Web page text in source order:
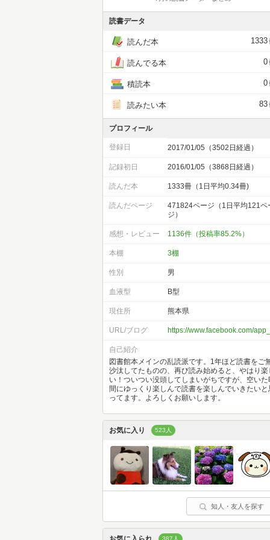
読書データ
読んだ本 1333
読んでる本 0
積読本 0
読みたい本 83
プロフィール
登録日 2017/01/05（3502日経過）
記録初日 2016/01/05（3868日経過）
読んだ本 1333冊（1日平均0.34冊)
読んだページ
471824ページ（1日平均121ペ
ジ）
感想・レビュー 1136件（投稿率85.2%）
本棚 3棚
性別 男
血液型 B型
現住所 熊本県
URL/ブログ https://www.facebook.com/
自己紹介
図書館本メインの乱読派です。1年ほど読書をご
沙汰してたものの、再び読み始めると、やはり楽
い！ついつい没頭してしまいがちですが、空いた
間にゆっくり楽しんで読書を楽しんでいきたいと
ってます。よろしくお願いします。
お気に入り 523人
知人・友人を探す